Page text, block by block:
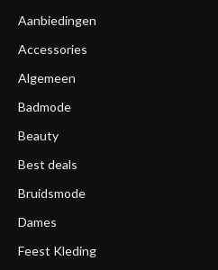
Aanbiedingen
Accessories
Algemeen
Badmode
Beauty
Best deals
Bruidsmode
Dames
Feest Kleding